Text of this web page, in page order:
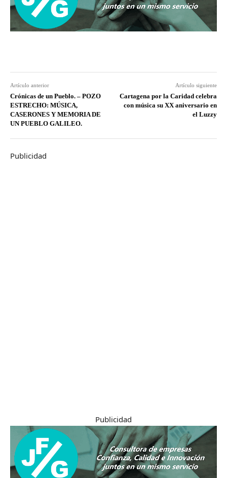
Artículo anterior
Crónicas de un Pueblo. – POZO
ESTRECHO: MÚSICA,
CASERONES Y MEMORIA DE
UN PUEBLO GALILEO.
Artículo siguiente
Cartagena por la Caridad celebra
con música su XX aniversario en
el Luzzy
Publicidad
Publicidad